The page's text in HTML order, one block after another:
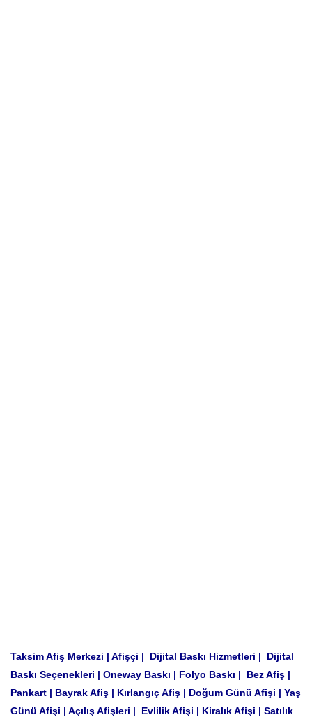
Taksim Afiş Merkezi | Afişçi | Dijital Baskı Hizmetleri | Dijital
Baskı Seçenekleri | Oneway Baskı | Folyo Baskı | Bez Afiş |
Pankart | Bayrak Afiş | Kırlangıç Afiş | Doğum Günü Afişi | Yaş
Günü Afişi | Açılış Afişleri | Evlilik Afişi | Kiralık Afişi | Satılık